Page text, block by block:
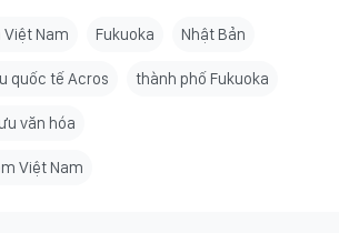
Việt Nam Fukuoka Nhật Bản
quốc tế Acros thành phố Fukuoka
văn hóa
Việt Nam